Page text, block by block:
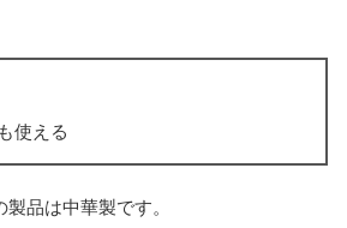
使える
品は中華製です。